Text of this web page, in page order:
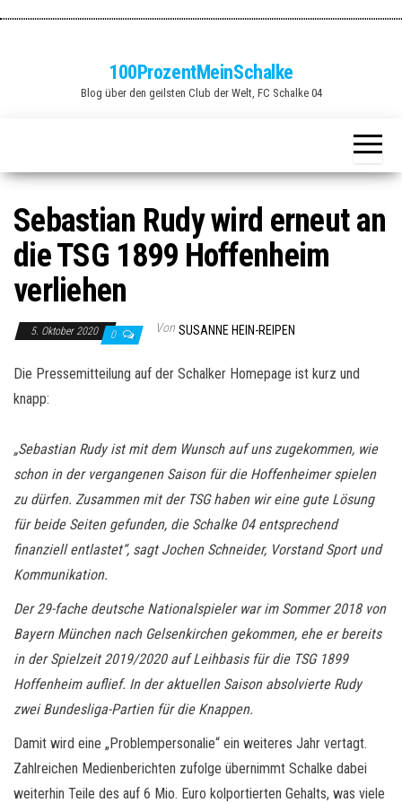
100ProzentMeinSchalke
Blog über den geilsten Club der Welt, FC Schalke 04
Sebastian Rudy wird erneut an
die TSG 1899 Hoffenheim
verliehen
5. Oktober 2020 0 Von SUSANNE HEIN-REIPEN
Die Pressemitteilung auf der Schalker Homepage ist kurz und
knapp:
„Sebastian Rudy ist mit dem Wunsch auf uns zugekommen, wie
schon in der vergangenen Saison für die Hoffenheimer spielen
zu dürfen. Zusammen mit der TSG haben wir eine gute Lösung
für beide Seiten gefunden, die Schalke 04 entsprechend
finanziell entlastet“, sagt Jochen Schneider, Vorstand Sport und
Kommunikation.
Der 29-fache deutsche Nationalspieler war im Sommer 2018 von
Bayern München nach Gelsenkirchen gekommen, ehe er bereits
in der Spielzeit 2019/2020 auf Leihbasis für die TSG 1899
Hoffenheim auflief. In der aktuellen Saison absolvierte Rudy
zwei Bundesliga-Partien für die Knappen.
Damit wird eine „Problempersonalie“ ein weiteres Jahr vertagt.
Zahlreichen Medienberichten zufolge übernimmt Schalke dabei
weiterhin Teile des auf 6 Mio. Euro kolportierten Gehalts, was viele